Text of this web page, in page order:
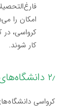
امکان را
کرواسی، در
کار شوند.
۲٫ دانشگاه‌های پیراپزشکی کرواسی
کرواسی